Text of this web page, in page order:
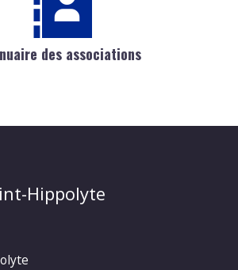
des associations
Hippolyte